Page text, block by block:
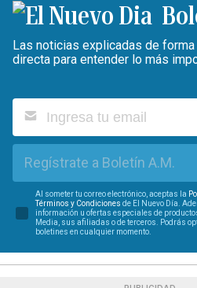
Las noticias explicadas de
directa para entender lo más
Regístrate a Boletín A.M.
Al someter tu correo electrónico, aceptas la
Términos y Condiciones de El Nuevo Día.
información u ofertas especiales de
Media, sus afiliadas o de terceros. Podrás
boletines en cualquier momento.